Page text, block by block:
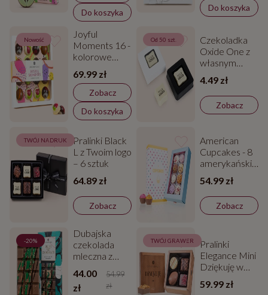
Do koszyka
Do koszyka
Nowość
Joyful
Moments 16 -
kolorowe
pralinki z
belgijskiej
czekolady
69.99 zł
Zobacz
Do koszyka
Od 50 szt.
Czekoladka
Oxide One z
własnym
nadrukiem
4.49 zł
Zobacz
TWÓJ NADRUK
Pralinki Black
L z Twoim logo
– 6 sztuk
64.89 zł
Zobacz
American
Cupcakes - 8
amerykańskich
babeczek
54.99 zł
Zobacz
-20%
Dubajska
czekolada
mleczna z
44.00
zł
54.99
zł
TWÓJ GRAWER
Pralinki
Elegance Mini
Dziękuję w
drewnianej
skrzyneczce
59.99 zł